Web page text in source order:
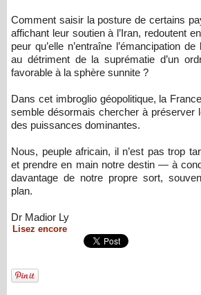
Comment saisir la posture de certains
affichant leur soutien à l’Iran, redoutent
peur qu’elle n’entraîne l’émancipation
au détriment de la suprématie d’un
favorable à la sphère sunnite ?
Dans cet imbroglio géopolitique, la
semble désormais chercher à préserver
des puissances dominantes.
Nous, peuple africain, il n’est pas trop
et prendre en main notre destin — à
davantage de notre propre sort,
plan.
Dr Madior Ly
Lisez encore